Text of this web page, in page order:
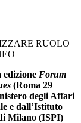
RUOLO
Forum
(Roma 29
degli Affari
e dall’Istituto
Milano (ISPI)